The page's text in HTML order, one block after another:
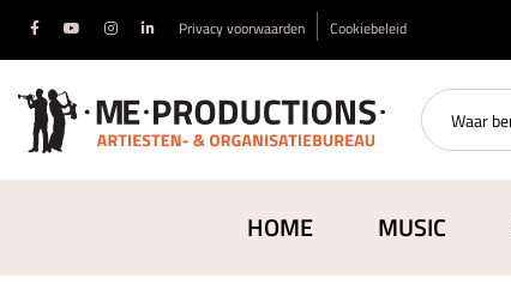
Privacy voorwaarden Cookiebeleid
HOME MUSIC